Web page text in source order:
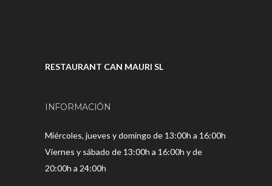
RESTAURANT CAN MAURI SL
INFORMACIÓN
Miércoles, jueves y domingo de 13:00h a 16:00h
Viernes y sábado de 13:00h a 16:00h y de
20:00h a 24:00h